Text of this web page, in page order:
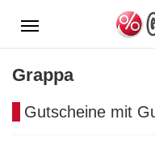
Menü
Grappa
Gutscheine mit